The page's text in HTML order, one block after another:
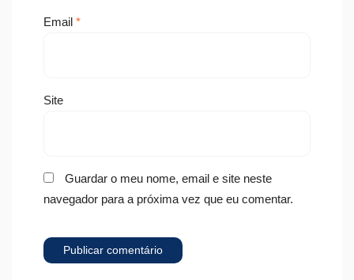
Email *
Site
Guardar o meu nome, email e site neste
navegador para a próxima vez que eu comentar.